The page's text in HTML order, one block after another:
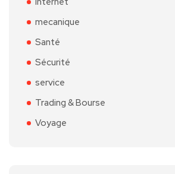
mecanique
Santé
Sécurité
service
Trading & Bourse
Voyage